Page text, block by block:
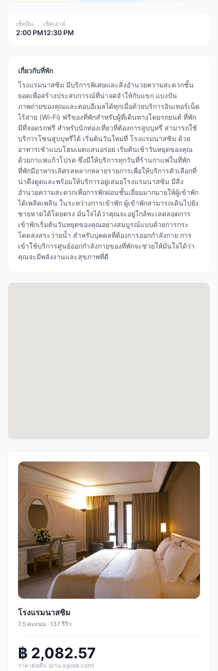
เช็คอิน
2:00 PM
เช็คเอาต์
12:30 PM
เกี่ยวกับที่พัก
โรงแรมนาสซิม มีบริการพิเศษและสิ่งอำนวยความสะดวกชั้น
ยอดเพื่อสร้างประสบการณ์ที่น่าจดจำให้กับแขก แบ่งปัน
ภาพถ่ายของคุณและตอบอีเมลได้ทุกเมื่อด้วยบริการอินเทอร์เน็ต
ไร้สาย (Wi-Fi) ฟรีของที่พักสำหรับผู้ที่เดินทางโดยรถยนต์ ที่พัก
มีที่จอดรถฟรี สำหรับนักท่องเที่ยวที่ต้องการสูบบุหรี่ สามารถใช้
บริการโซนสูบบุหรี่ได้ เริ่มต้นวันใหม่ที่ โรงแรมนาสซิม ด้วย
อาหารเช้าแบบโฮมเมดแสนอร่อย เริ่มต้นเช้าวันหยุดของคุณ
ด้วยกาแฟแก้วโปรด ซึ่งมีให้บริการทุกวันที่ร้านกาแฟในที่พัก
ที่พักมีอาหารเลิศรสหลากหลายรายการเพื่อให้บริการตัวเลือกที่
น่าดึงดูดและพร้อมให้บริการอยู่เสมอโรงแรมนาสซิม มีสิ่ง
อำนวยความสะดวกเพื่อการพักผ่อนชั้นเยี่ยมมากมายให้ผู้เข้าพัก
ได้เพลิดเพลิน ในระหว่างการเข้าพัก ผู้เข้าพักสามารถเดินไปยัง
ชายหาดได้โดยตรง มั่นใจได้ว่าคุณจะอยู่ใกล้ทะเลตลอดการ
เข้าพักเริ่มต้นวันหยุดของคุณอย่างสมบูรณ์แบบด้วยการกระ
โดดลงสระว่ายน้ำ สำหรับบุคคลที่ต้องการออกกำลังกาย การ
เข้าใช้บริการศูนย์ออกกำลังกายของที่พักจะช่วยให้มั่นใจได้ว่า
คุณจะมีพลังงานและสุขภาพที่ดี
โรงแรมนาสซิม
7.5 คะแนน · 137 รีวิว
฿ 2,082.57
ราคาต่อคืน (ผ่าน agoda.com)